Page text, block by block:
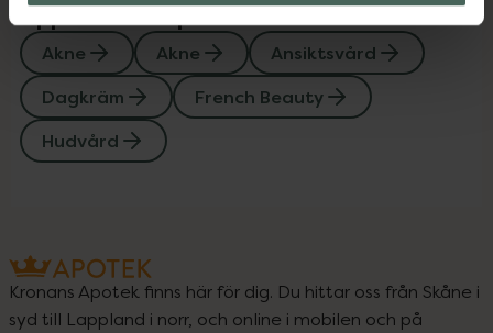
Upptäck flera produkter inom
Akne Akne
Ansiktsvård
Dagkräm
French Beauty
Hudvård
Kronans Apotek finns här för dig. Du hittar oss från Skåne i
syd till Lappland i norr, och online i mobilen och på